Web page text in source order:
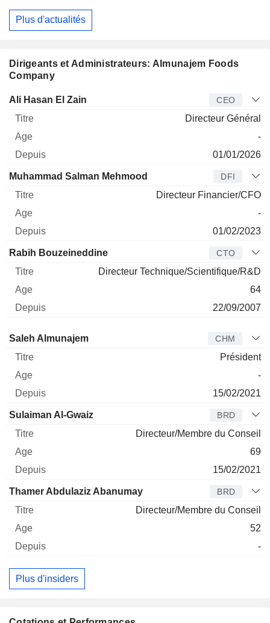
Plus d'actualités
Dirigeants et Administrateurs: Almunajem Foods
Company
Dirigeant Titre Age
Ali Hasan El Zain CEO
Directeur Général
-
01/01/2026
Muhammad Salman Mehmood DFI
Directeur Financier/CFO
-
01/02/2023
Rabih Bouzeineddine CTO
Directeur Technique/Scientifique/R&D
64
22/09/2007
Administrateur Titre
Saleh Almunajem CHM
Président
-
15/02/2021
Sulaiman Al-Gwaiz BRD
Directeur/Membre du Conseil
69
15/02/2021
Thamer Abdulaziz Abanumay BRD
Directeur/Membre du Conseil
52
-
Plus d'insiders